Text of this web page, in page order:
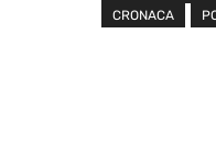
CRONACA